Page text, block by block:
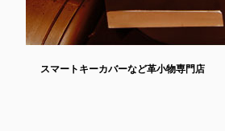
スマートキーカバーなど革小物専門店